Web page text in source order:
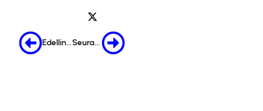
Edellinen Seuraava